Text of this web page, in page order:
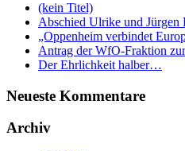
(kein Titel)
Abschied Ulrike und Jürgen
„Oppenheim verbindet
Antrag der WfO-Fraktion
Der Ehrlichkeit halber…
Neueste Kommentare
Archiv